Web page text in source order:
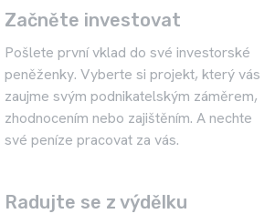
Začněte investovat
Pošlete první vklad do své investorské
peněženky. Vyberte si projekt, který vás
zaujme svým podnikatelským záměrem,
zhodnocením nebo zajištěním. A nechte
své peníze pracovat za vás.
Radujte se z výdělku